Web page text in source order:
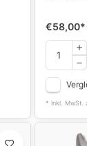
€58,00*
* Inkl. MwSt.